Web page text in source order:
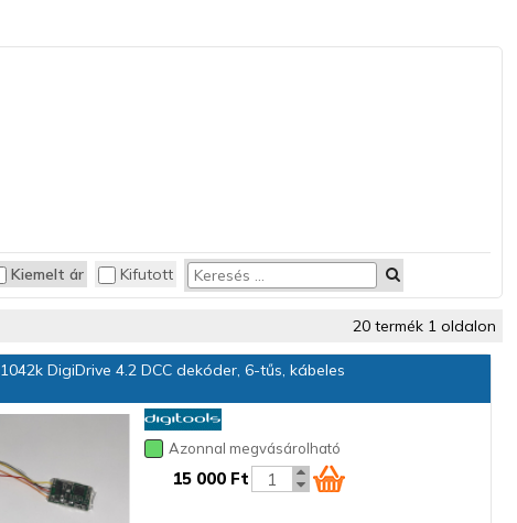
Kiemelt ár Kifutott
20 termék 1 oldalon
1042k DigiDrive 4.2 DCC dekóder, 6-tűs, kábeles
Azonnal megvásárolható
15 000 Ft